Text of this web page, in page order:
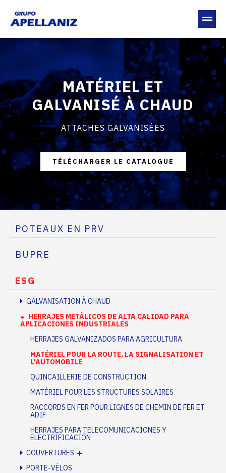
MATÉRIEL ET
GALVANISÉ À CHAUD
ATTACHES GALVANISÉES
TÉLÉCHARGER LE CATALOGUE
POTEAUX EN PRV
BUPRE
ESG
GALVANISATION À CHAUD
HERRAJES METÁLICOS DE ALTA CALIDAD PARA
APLICACIONES INDUSTRIALES
HERRAJES GALVANIZADOS PARA AGRICULTURA
MATÉRIEL POUR LA ROUTE, LA SIGNALISATION ET
L'AUTOMOBILE
QUINCAILLERIE DE CONSTRUCTION
MATÉRIEL POUR LES STRUCTURES SOLAIRES
RACCORDS EN FER POUR LIGNES DE CHEMIN DE FER ET
ADIF
HERRAJES PARA TELECOMUNICACIONES Y
ELECTRIFICACIÓN
COUVERTURES
PORTE-VÉLOS